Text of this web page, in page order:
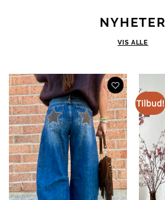
NYHETER
VIS ALLE
Tilbud!